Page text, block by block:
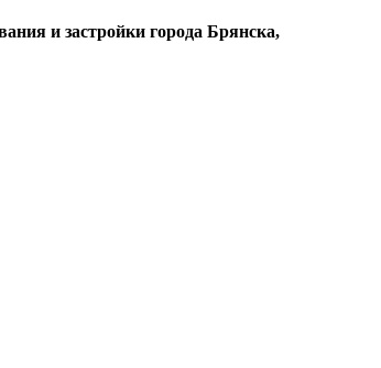
и застройки города Брянска,